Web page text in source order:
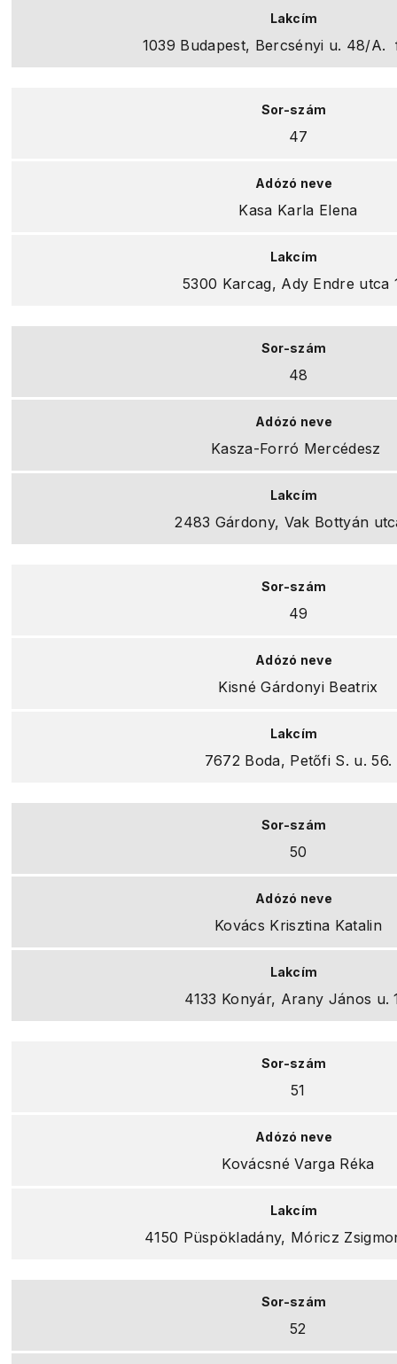
1039 Budapest, Bercsényi u. 48/A.
47
Kasa Karla Elena
5300 Karcag, Ady Endre utca
48
Kasza-Forró Mercédesz
2483 Gárdony, Vak Bottyán
49
Kisné Gárdonyi Beatrix
7672 Boda, Petőfi S. u. 56.
50
Kovács Krisztina Katalin
4133 Konyár, Arany János u.
51
Kovácsné Varga Réka
4150 Püspökladány, Móricz
52